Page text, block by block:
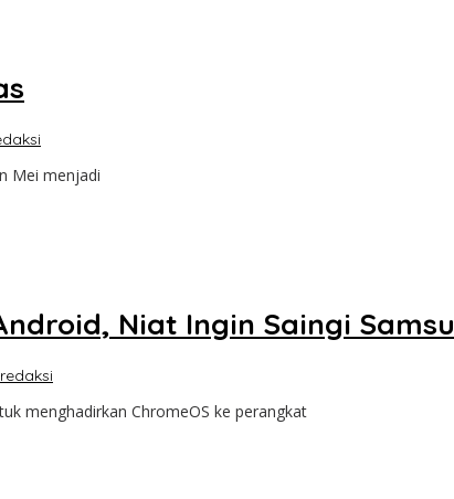
Mei menjadi
Niat Ingin Saingi
redaksi
menghadirkan ChromeOS ke perangkat